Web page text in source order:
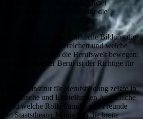
so wertvolle Erfahrungen. Dabei
und entwickeln Ideen für die
beleuchtete, wie Kulturelle Bildung die
jungen Menschen bereichert und welche
von der Schule in die Berufswelt bewegen:
werden? Welcher Beruf ist der Richtige für
Bundesinstitut für Berufsbildung zeigte in
Wünsche und Einstellungen Jugendliche
und welche Rolle Familie und Freunde
vom Staatstheater Mainz hob die breite